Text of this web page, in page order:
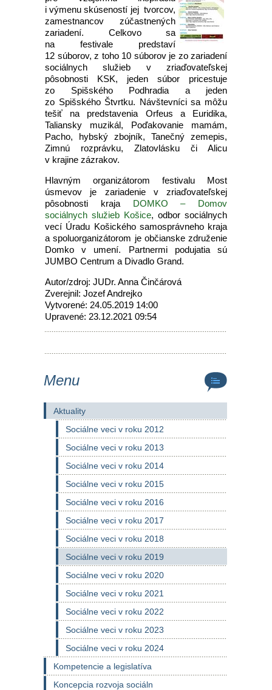
i výmenu skúseností jej tvorcov,
zamestnancov zúčastnených
zariadení. Celkovo sa
na festivale predstaví
12 súborov, z toho 10 súborov je zo zariadení
sociálnych služieb v zriaďovateľskej
pôsobnosti KSK, jeden súbor pricestuje
zo Spišského Podhradia a jeden
zo Spišského Štvrtku. Návštevníci sa môžu
tešiť na predstavenia Orfeus a Euridika,
Taliansky muzikál, Poďakovanie mamám,
Pacho, hybský zbojník, Tanečný zemepis,
Zimnú rozprávku, Zlatovlásku či Alicu
v krajine zázrakov.
Hlavným organizátorom festivalu Most
úsmevov je zariadenie v zriaďovateľskej
pôsobnosti kraja DOMKO – Domov
sociálnych služieb Košice, odbor sociálnych
vecí Úradu Košického samosprávneho kraja
a spoluorganizátorom je občianske združenie
Domko v umení. Partnermi podujatia sú
JUMBO Centrum a Divadlo Grand.
Autor/zdroj: JUDr. Anna Činčárová
Zverejnil: Jozef Andrejko
Vytvorené: 24.05.2019 14:00
Upravené: 23.12.2021 09:54
Menu
Aktuality
Sociálne veci v roku 2012
Sociálne veci v roku 2013
Sociálne veci v roku 2014
Sociálne veci v roku 2015
Sociálne veci v roku 2016
Sociálne veci v roku 2017
Sociálne veci v roku 2018
Sociálne veci v roku 2019
Sociálne veci v roku 2020
Sociálne veci v roku 2021
Sociálne veci v roku 2022
Sociálne veci v roku 2023
Sociálne veci v roku 2024
Kompetencie a legislatíva
Koncepcia rozvoja sociáln